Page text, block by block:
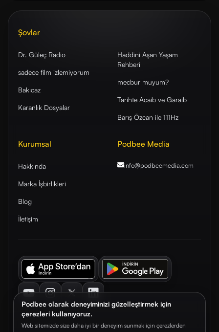
Podbee olarak deneyiminizi güzelleştirmek için
çerezleri kullanıyoruz.
Web sitemizde size daha iyi bir deneyim sunmak için çerezlerden
Şovlar
Dr. Güleç Radio
sadece film izlemiyorum
Bakıcaz
Karanlık Dosyalar
Haddini Aşan Yaşam
Rehberi
mecbur muyum?
Tarihte Acaib ve Garaib
Barış Özcan ile 111Hz
Kurumsal
Hakkında
Marka İşbirlikleri
Blog
İletişim
Podbee Media
info@podbeemedia.com